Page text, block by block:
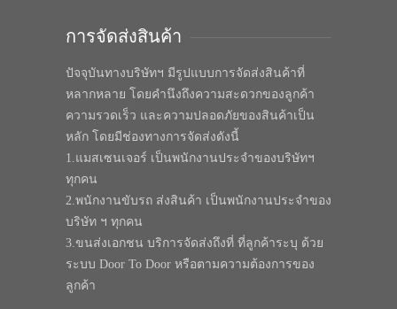
การจัดส่งสินค้า
ปัจจุบันทางบริษัทฯ มีรูปแบบการจัดส่งสินค้าที่
หลากหลาย โดยคำนึงถึงความสะดวกของลูกค้า
ความรวดเร็ว และความปลอดภัยของสินค้าเป็น
หลัก โดยมีช่องทางการจัดส่งดังนี้
1.แมสเซนเจอร์ เป็นพนักงานประจำของบริษัทฯ
ทุกคน
2.พนักงานขับรถ ส่งสินค้า เป็นพนักงานประจำของ
บริษัท ฯ ทุกคน
3.ขนส่งเอกชน บริการจัดส่งถึงที่ ที่ลูกค้าระบุ ด้วย
ระบบ Door To Door หรือตามความต้องการของ
ลูกค้า